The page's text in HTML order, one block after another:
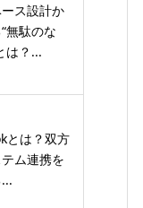
ス設計か
無駄のな
は？...
とは？双方
ム連携を